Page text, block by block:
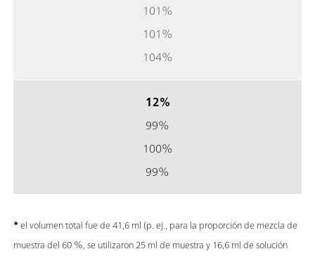
101%
101%
104%
12%
99%
100%
99%
*el volumen total fue de 41,6 ml (p. ej., para la proporción de mezcla de
muestra del 60 %, se utilizaron 25 ml de muestra y 16,6 ml de solución